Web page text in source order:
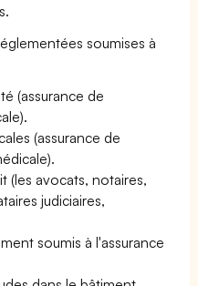
soumises à
(assurance de
(assurance de
(les avocats, notaires,
judiciaires,
soumis à l'assurance